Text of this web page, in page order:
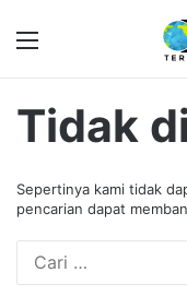
Tidak
Sepertinya kami tidak
pencarian dapat